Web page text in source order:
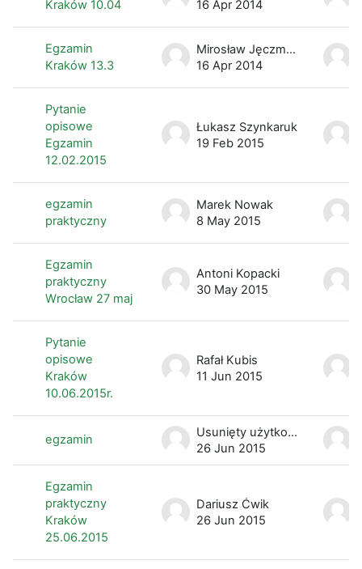
Kraków 10.04 16 Apr 2014
Egzamin
Kraków 13.3
Mirosław Jęczmionka
16 Apr 2014
Pytanie
opisowe
Egzamin
12.02.2015
Łukasz Szynkaruk
19 Feb 2015
egzamin
praktyczny
Marek Nowak
8 May 2015
Egzamin
praktyczny
Wrocław 27 maj
Antoni Kopacki
30 May 2015
Pytanie
opisowe
Kraków
10.06.2015r.
Rafał Kubis
11 Jun 2015
egzamin
Usunięty użytkownik
26 Jun 2015
Egzamin
praktyczny
Kraków
25.06.2015
Dariusz Ćwik
26 Jun 2015